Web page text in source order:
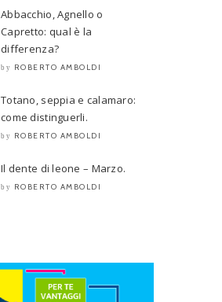
Abbacchio, Agnello o
Capretto: qual è la
differenza?
by ROBERTO AMBOLDI
Totano, seppia e calamaro:
come distinguerli.
by ROBERTO AMBOLDI
Il dente di leone – Marzo.
by ROBERTO AMBOLDI